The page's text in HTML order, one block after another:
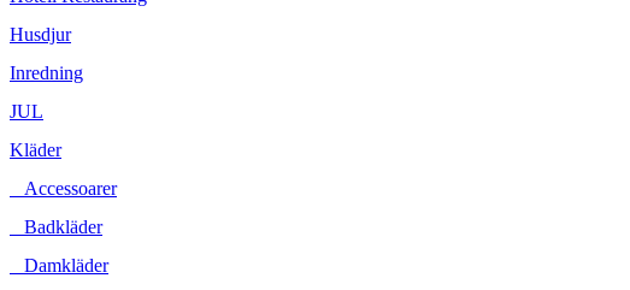
Husdjur
Inredning
JUL
Kläder
Accessoarer
Badkläder
Damkläder